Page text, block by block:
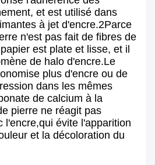
et est utilisé dans
à jet d'encre.2Parce
n'est pas fait de fibres de
est plate et lisse, et il
de halo d'encre.Le
plus d'encre ou de
dans les mêmes
de calcium à la
pierre ne réagit pas
l'encre,qui évite l'apparition
et la décoloration du